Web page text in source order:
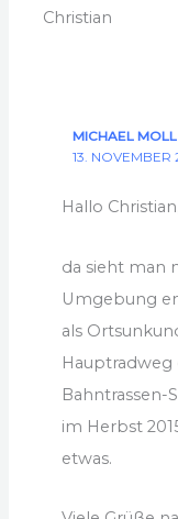
Christian
MICHAEL MOLL
13. NOVEMBER
Hallo
da sieht man
Umgebung
als
Hauptradweg
Bahntrassen-
im Herbst
etwas.